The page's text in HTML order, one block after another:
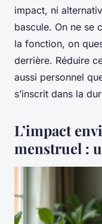
impact, ni
bascule. On ne se
la fonction, on
derrière. Réduire
aussi personnel
s’inscrit dans la
L’impact
menstruel :